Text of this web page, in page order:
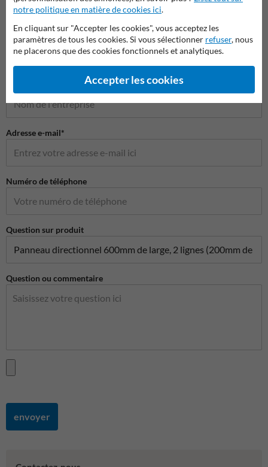
Adresse e-mail*
Numéro de téléphone
Question sur produit
Question ou commentaire
envoyer
notre politique en matière de cookies ici.
En cliquant sur "Accepter les cookies", vous acceptez les
paramètres de tous les cookies. Si vous sélectionner refuser, nous
ne placerons que des cookies fonctionnels et analytiques.
Accepter les cookies